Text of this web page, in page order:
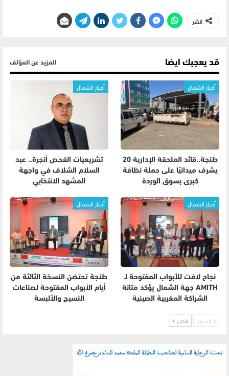
انشر
قد يعجبك ايضا المزيد عن المؤلف
أخبار الشمال
طنجة..قائد الملحقة الإدارية 20
يشرف ميدانيًا على حملة نظافة
كبرى بسوق الوردة
أخبار الشمال
تشريعيات الفحص أنجرة.. عبد
السلام الشلاف في واجهة
المشهد الانتخابي
أخبار الشمال
نجاح لافت للأبواب المفتوحة لـ
AMITH جهة الشمال يؤكد متانة
الشراكة المغربية الصينية
أخبار الشمال
طنجة تحتضن النسخة الثالثة من
أيام الأبواب المفتوحة لصناعات
النسيج والألبسة
السابق التالي